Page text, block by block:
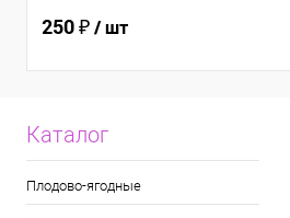
250 ₽/ шт
Каталог
Плодово-ягодные